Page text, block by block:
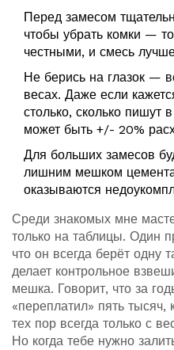
Перед замесом
чтобы убрать комки —
честными, и смесь
Не берись на глазок —
весах. Даже если
столько, сколько пишут
может быть +/- 20%
Для больших замесов
лишним мешком
оказываются
Среди знакомых мне
только на таблицы. Один
что он всегда берёт
делает контрольное
мешка. Говорит, что за
«переплатил» пять тысяч,
тех пор всегда только с
Но когда тебе нужно